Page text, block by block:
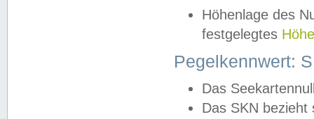
Höhenlage des
festgelegtes
Pegelkennwert:
Das
Das SKN